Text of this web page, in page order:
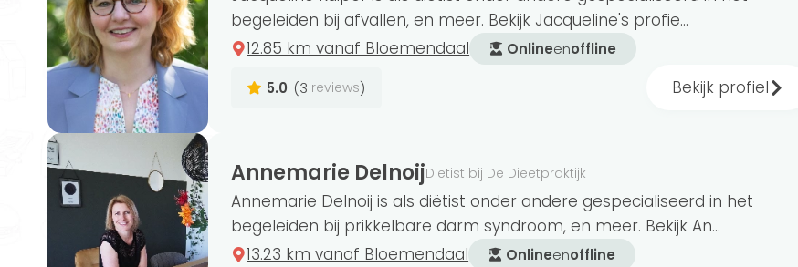
Wist je dat...
…een kennismaking is altijd gratis als je een diëtist benadert via Gezondeten.nl. Zo
bieden we je de gelegenheid om te kijken of de door jou uitgekozen diëtist ook echt bij
je past.
begeleiden bij afvallen, en meer. Bekijk Jacqueline's profie...
12.85 km vanaf Bloemendaal
Onlineenoffline
5.0 (3 reviews) Bekijk profiel
Annemarie DelnoijDiëtist bij De Dieetpraktijk
Annemarie Delnoij is als diëtist onder andere gespecialiseerd in het
begeleiden bij prikkelbare darm syndroom, en meer. Bekijk An...
13.23 km vanaf Bloemendaal
Onlineenoffline